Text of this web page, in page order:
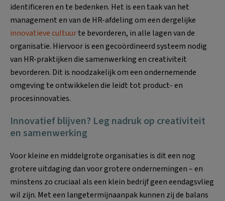
identificeren en te bedenken. Het is een taak van het
management en van de HR-afdeling om een dergelijke
innovatieve cultuurte bevorderen, in alle lagen van de
organisatie. Hiervoor is een gecoördineerd systeem nodig
van HR-praktijken die samenwerking en creativiteit
bevorderen. Dit is noodzakelijk om een ondernemende
omgeving te ontwikkelen die leidt tot product- en
procesinnovaties.
Innovatief blijven? Leg nadruk op creativiteit
en samenwerking
Voor kleine en middelgrote organisaties is dit een nog
grotere uitdaging dan voor grotere ondernemingen – en
minstens zo cruciaal als een klein bedrijf geen eendagsvlieg
wil zijn. Met een langetermijnaanpak kunnen zij de balans